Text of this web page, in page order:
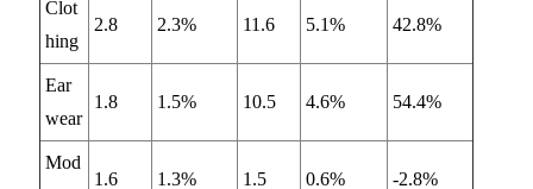
Clot
hing
2.8 2.3% 11.6 5.1% 42.8%
Ear
wear
1.8 1.5% 10.5 4.6% 54.4%
Mod
1.6 1.3% 1.5 0.6% -2.8%